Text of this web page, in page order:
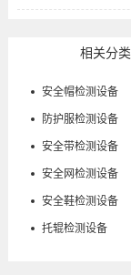
相关分类
安全帽检测设备
防护服检测设备
安全带检测设备
安全网检测设备
安全鞋检测设备
托辊检测设备